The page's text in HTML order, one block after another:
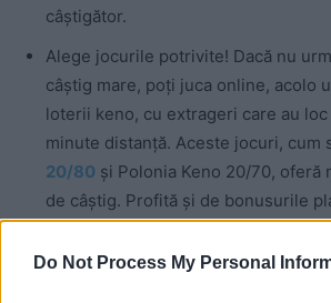
Do Not Process My Personal
câștigător.
Alege jocurile potrivite! Dacă nu
câștig mare, poți juca online, acolo
loterii keno, cu extrageri care au loc
minute distanță. Aceste jocuri, cum
20/80 și Polonia Keno 20/70, oferă
de câștig. Profită și de bonusurile